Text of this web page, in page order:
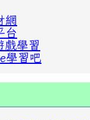
網
台
戲學習
學習吧